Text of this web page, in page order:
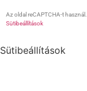
Az oldal reCAPTCHA-t használ.
Sütibeállítások
Sütibeállítások